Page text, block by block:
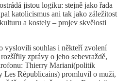
jistou logiku: stejně jako řada
katolicismus ani tak jako záležitost
a kostely – projev skvělosti
vyslovili souhlas i někteří zvolení
zprávy o jeho sebevraždě,
Thierry Mariani(politik
Les Républicains) promluvil o muži,